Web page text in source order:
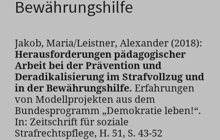
Bewährungshilfe
Jakob, Maria/Leistner, Alexander (2018):
Herausforderungen pädagogischer
Arbeit bei der Prävention und
Deradikalisierung im Strafvollzug und
in der Bewährungshilfe. Erfahrungen
von Modellprojekten aus dem
Bundesprogramm „Demokratie leben!“.
In: Zeitschrift für soziale
Strafrechtspflege, H. 51, S. 43-52